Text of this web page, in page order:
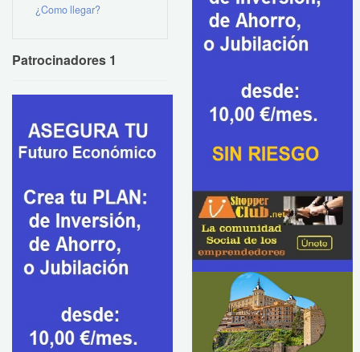
¿Como llegar?
Patrocinadores 1